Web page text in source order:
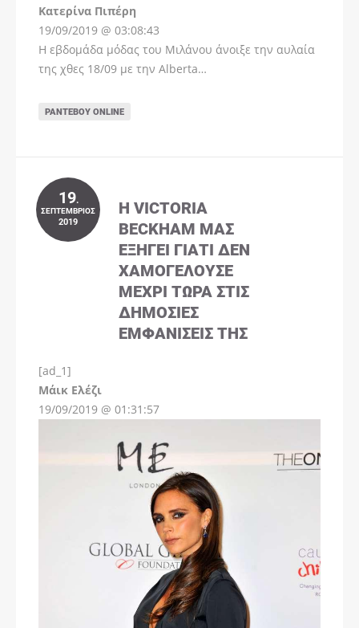
Kατερίνα Πιπέρη
19/09/2019 @ 03:08:43
Η εβδομάδα μόδας του Μιλάνου άνοιξε την αυλαία
της χθες 18/09 με την Alberta…
ΡΑΝΤΕΒΟΎ ONLINE
19.
ΣΕΠΤΈΜΒΡΙΟΣ
2019
Η VICTORIA
BECKHAM ΜΑΣ
ΕΞΗΓΕΊ ΓΙΑΤΊ ΔΕΝ
ΧΑΜΟΓΕΛΟΎΣΕ
ΜΈΧΡΙ ΤΏΡΑ ΣΤΙΣ
ΔΗΜΌΣΙΕΣ
ΕΜΦΑΝΊΣΕΙΣ ΤΗΣ
[ad_1]
Μάικ Ελέζι
19/09/2019 @ 01:31:57